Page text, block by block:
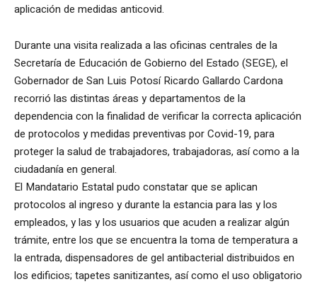
aplicación de medidas anticovid.
Durante una visita realizada a las oficinas centrales de la
Secretaría de Educación de Gobierno del Estado (SEGE), el
Gobernador de San Luis Potosí Ricardo Gallardo Cardona
recorrió las distintas áreas y departamentos de la
dependencia con la finalidad de verificar la correcta aplicación
de protocolos y medidas preventivas por Covid-19, para
proteger la salud de trabajadores, trabajadoras, así como a la
ciudadanía en general.
El Mandatario Estatal pudo constatar que se aplican
protocolos al ingreso y durante la estancia para las y los
empleados, y las y los usuarios que acuden a realizar algún
trámite, entre los que se encuentra la toma de temperatura a
la entrada, dispensadores de gel antibacterial distribuidos en
los edificios; tapetes sanitizantes, así como el uso obligatorio